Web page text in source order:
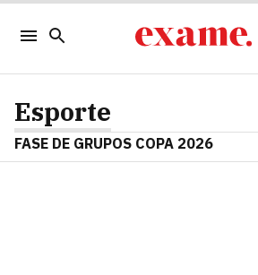
Esporte
FASE DE GRUPOS COPA 2026